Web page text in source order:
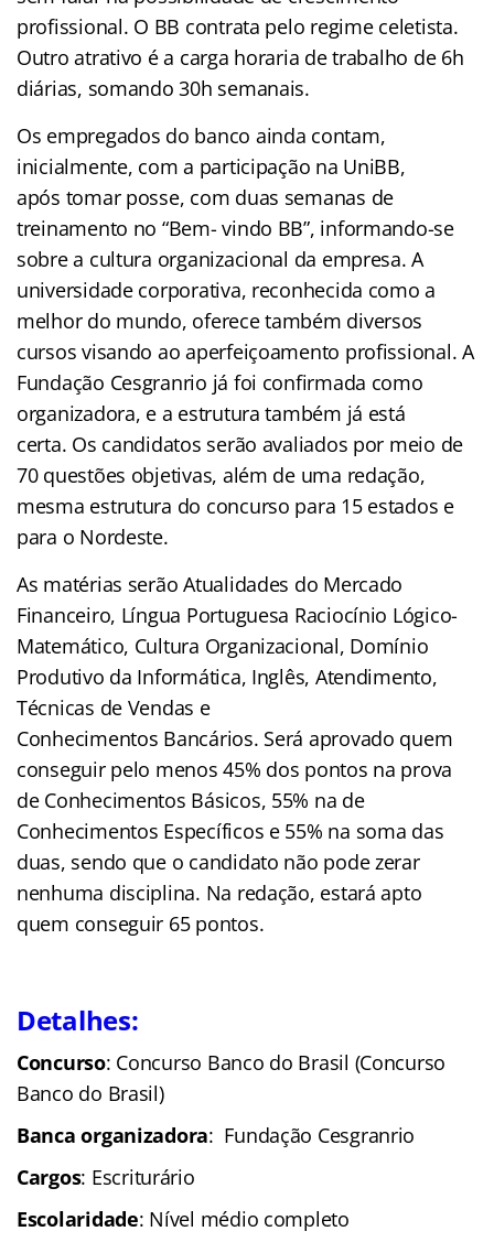
profissional. O BB contrata pelo regime celetista.
Outro atrativo é a carga horaria de trabalho de 6h
diárias, somando 30h semanais.
Os empregados do banco ainda contam,
inicialmente, com a participação na UniBB,
após tomar posse, com duas semanas de
treinamento no “Bem- vindo BB”, informando-se
sobre a cultura organizacional da empresa. A
universidade corporativa, reconhecida como a
melhor do mundo, oferece também diversos
cursos visando ao aperfeiçoamento profissional. A
Fundação Cesgranrio já foi confirmada como
organizadora, e a estrutura também já está
certa. Os candidatos serão avaliados por meio de
70 questões objetivas, além de uma redação,
mesma estrutura do concurso para 15 estados e
para o Nordeste.
As matérias serão Atualidades do Mercado
Financeiro, Língua Portuguesa Raciocínio Lógico-
Matemático, Cultura Organizacional, Domínio
Produtivo da Informática, Inglês, Atendimento,
Técnicas de Vendas e
Conhecimentos Bancários. Será aprovado quem
conseguir pelo menos 45% dos pontos na prova
de Conhecimentos Básicos, 55% na de
Conhecimentos Específicos e 55% na soma das
duas, sendo que o candidato não pode zerar
nenhuma disciplina. Na redação, estará apto
quem conseguir 65 pontos.
Detalhes:
Concurso: Concurso Banco do Brasil (Concurso
Banco do Brasil)
Banca organizadora: Fundação Cesgranrio
Cargos: Escriturário
Escolaridade: Nível médio completo